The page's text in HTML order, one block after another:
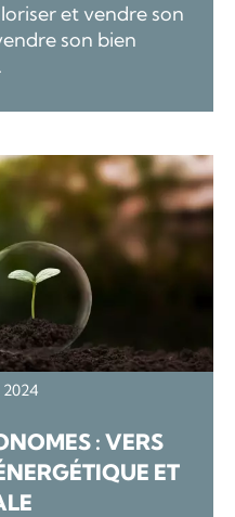
et vendre son
son bien
2024
: VERS
ET